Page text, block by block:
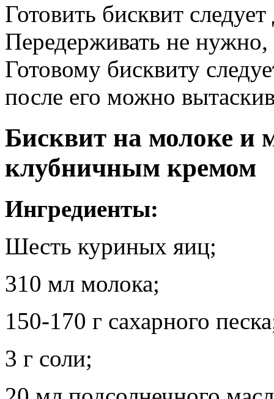
Готовить бисквит
Передерживать не
Готовому бисквиту
после его можно
Бисквит на молоке и
клубничным кремом
Ингредиенты:
Шесть куриных яиц;
310 мл молока;
150-170 г сахарного
3 г соли;